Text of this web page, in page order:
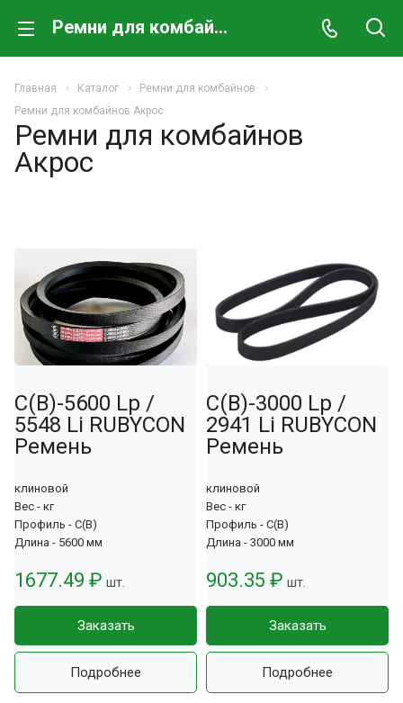
Ремни для комбайнов Акрос
Главная Каталог
Ремни для комбайнов
Ремни для комбайнов Акрос
Ремни для комбайнов
Акрос
С(В)-5600 Lp /
5548 Li RUBYCON
Ремень
клиновой
Вес - кг
Профиль - С(В)
Длина - 5600 мм
1677.49 ₽ шт.
Заказать
Подробнее
С(В)-3000 Lp /
2941 Li RUBYCON
Ремень
клиновой
Вес - кг
Профиль - С(В)
Длина - 3000 мм
903.35 ₽ шт.
Заказать
Подробнее